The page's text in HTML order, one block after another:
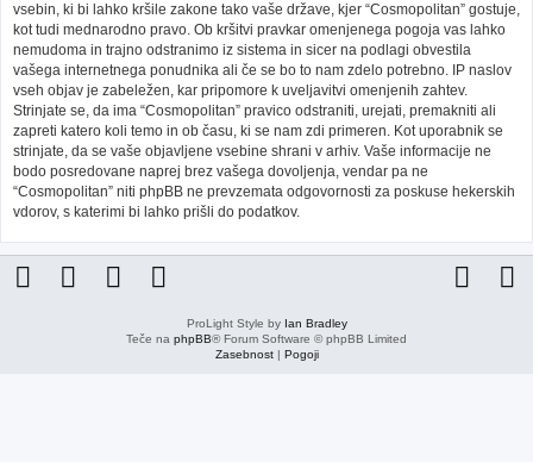
vsebin, ki bi lahko kršile zakone tako vaše države, kjer “Cosmopolitan” gostuje,
kot tudi mednarodno pravo. Ob kršitvi pravkar omenjenega pogoja vas lahko
nemudoma in trajno odstranimo iz sistema in sicer na podlagi obvestila
vašega internetnega ponudnika ali če se bo to nam zdelo potrebno. IP naslov
vseh objav je zabeležen, kar pripomore k uveljavitvi omenjenih zahtev.
Strinjate se, da ima “Cosmopolitan” pravico odstraniti, urejati, premakniti ali
zapreti katero koli temo in ob času, ki se nam zdi primeren. Kot uporabnik se
strinjate, da se vaše objavljene vsebine shrani v arhiv. Vaše informacije ne
bodo posredovane naprej brez vašega dovoljenja, vendar pa ne
“Cosmopolitan” niti phpBB ne prevzemata odgovornosti za poskuse hekerskih
vdorov, s katerimi bi lahko prišli do podatkov.
ProLight Style by Ian Bradley
Teče na phpBB® Forum Software © phpBB Limited
Zasebnost| Pogoji